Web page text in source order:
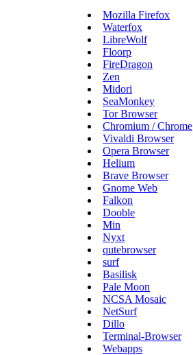
Mozilla Firefox
Waterfox
LibreWolf
Floorp
FireDragon
Zen
Midori
SeaMonkey
Tor Browser
Chromium / Chrome
Vivaldi Browser
Opera Browser
Helium
Brave Browser
Gnome Web
Falkon
Dooble
Min
Nyxt
qutebrowser
surf
Basilisk
Pale Moon
NCSA Mosaic
NetSurf
Dillo
Terminal-Browser
Webapps